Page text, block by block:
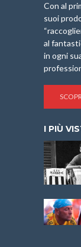
Con al
suoi
al
in ogni
I PIÙ